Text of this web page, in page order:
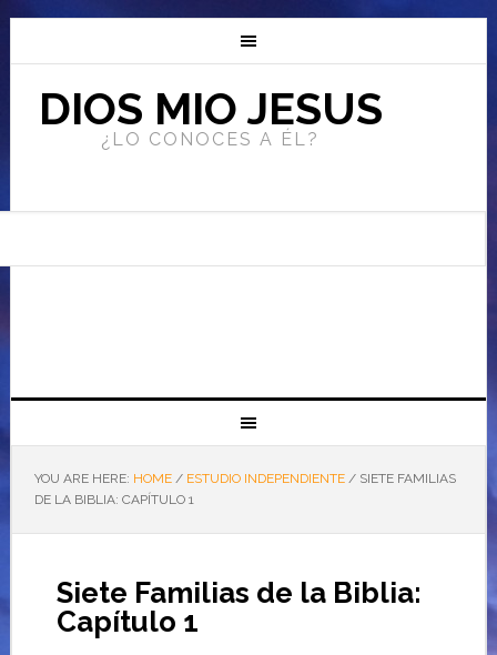
DIOS MIO JESUS
¿LO CONOCES A ÉL?
YOU ARE HERE: HOME / ESTUDIO INDEPENDIENTE /SIETE FAMILIAS
DE LA BIBLIA: CAPÍTULO 1
Siete Familias de la Biblia:
Capítulo 1